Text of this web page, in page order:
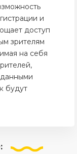
и
доступ
зрителям
на себя
будут